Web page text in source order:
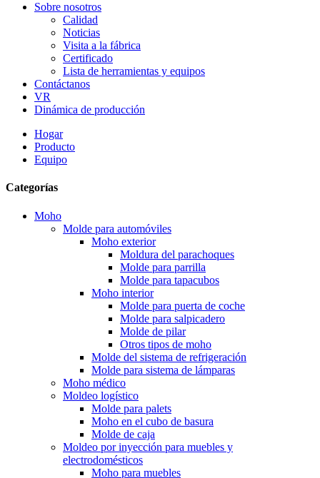
Sobre nosotros
Calidad
Noticias
Visita a la fábrica
Certificado
Lista de herramientas y equipos
Contáctanos
VR
Dinámica de producción
Hogar
Producto
Equipo
Categorías
Moho
Molde para automóviles
Moho exterior
Moldura del parachoques
Molde para parrilla
Molde para tapacubos
Moho interior
Molde para puerta de coche
Molde para salpicadero
Molde de pilar
Otros tipos de moho
Molde del sistema de refrigeración
Molde para sistema de lámparas
Moho médico
Moldeo logístico
Molde para palets
Moho en el cubo de basura
Molde de caja
Moldeo por inyección para muebles y
electrodomésticos
Moho para muebles